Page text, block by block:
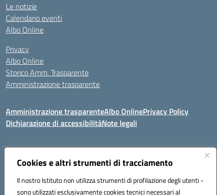
Cookies e altri strumenti di tracciamento
Il nostro Istituto non utilizza strumenti di profilazione degli utenti -
sono utilizzati esclusivamente cookies tecnici necessari al
Le notizie
Calendario eventi
Albo Online
Privacy
Albo Online
Storico Amm. Trasparente
Amministrazione trasparente
Amministrazione trasparenteAlbo OnlinePrivacy Policy
Dichiarazione di accessibilitàNote legali
Indirizzo:Via Mastelloni - Viale Colombo 71121 Foggia
Posta elettronica certificata (PEC):fgic885004@pec.istruzione.it